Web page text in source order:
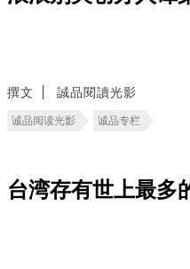
撰文 誠品閱讀光影
诚品阅读光影 诚品专栏
台湾存有世上最多